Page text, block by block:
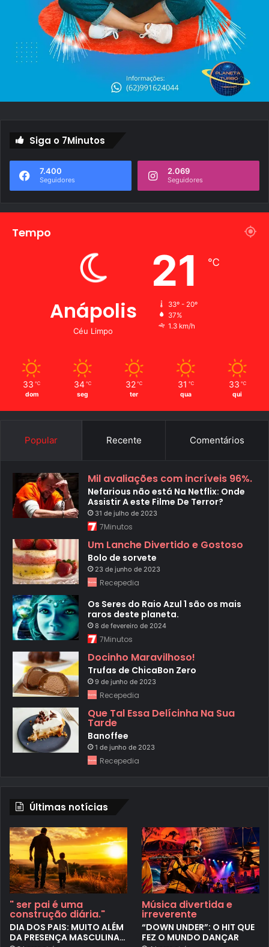
Siga o 7Minutos
7.400
Seguidores
2.069
Seguidores
Tempo
Anápolis
Céu Limpo
21 ℃
33º - 20º
37%
1.3 km/h
33 ℃
dom
34 ℃
seg
32 ℃
ter
31 ℃
qua
33 ℃
qui
Popular Recente Comentários
Mil avaliações com incríveis 96%.
Nefarious não está Na Netflix: Onde
Assistir A este Filme De Terror?
31 de julho de 2023
7Minutos
Um Lanche Divertido e Gostoso
Bolo de sorvete
23 de junho de 2023
Recepedia
Os Seres do Raio Azul 1 são os mais
raros deste planeta.
8 de fevereiro de 2024
7Minutos
Docinho Maravilhoso!
Trufas de ChicaBon Zero
9 de junho de 2023
Recepedia
Que Tal Essa Delícinha Na Sua
Tarde
Banoffee
1 de junho de 2023
Recepedia
Últimas notícias
" ser pai é uma
construção diária."
DIA DOS PAIS: MUITO ALÉM
DA PRESENÇA MASCULINA…
Música divertida e
irreverente
“DOWN UNDER”: O HIT QUE
FEZ O MUNDO DANÇAR